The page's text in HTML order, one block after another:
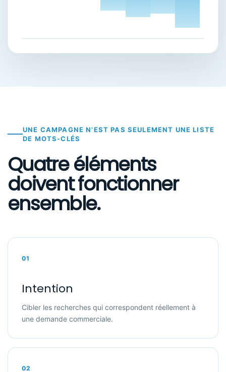
UNE CAMPAGNE N’EST PAS SEULEMENT UNE LISTE
DE MOTS-CLÉS
Quatre éléments
doivent fonctionner
ensemble.
01
Intention
Cibler les recherches qui correspondent réellement à
une demande commerciale.
02